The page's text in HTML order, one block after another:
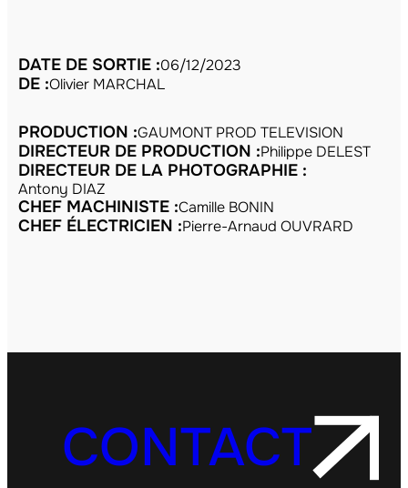
DATE DE SORTIE :06/12/2023
DE :Olivier MARCHAL
PRODUCTION :GAUMONT PROD TELEVISION
DIRECTEUR DE PRODUCTION :Philippe DELEST
DIRECTEUR DE LA PHOTOGRAPHIE :
Antony DIAZ
CHEF MACHINISTE :Camille BONIN
CHEF ÉLECTRICIEN :Pierre-Arnaud OUVRARD
CONTACT